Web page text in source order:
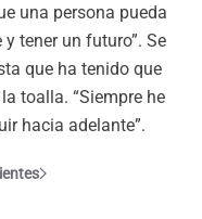
una persona pueda
tener un futuro”. Se
que ha tenido que
toalla. “Siempre he
hacia adelante”.